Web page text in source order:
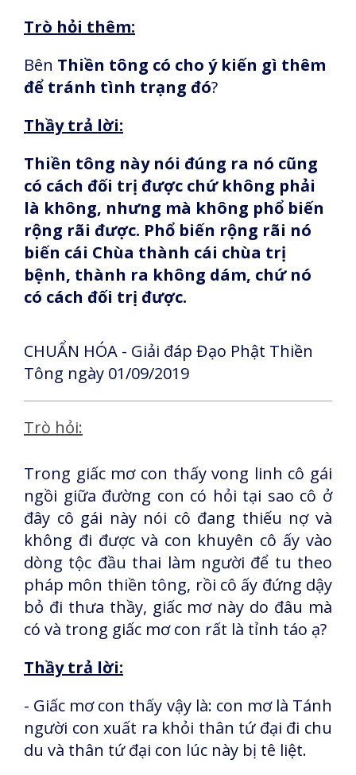
Trò hỏi thêm:
Bên Thiền tông có cho ý kiến gì thêm
để tránh tình trạng đó?
Thầy trả lời:
Thiền tông này nói đúng ra nó cũng
có cách đối trị được chứ không phải
là không, nhưng mà không phổ biến
rộng rãi được. Phổ biến rộng rãi nó
biến cái Chùa thành cái chùa trị
bệnh, thành ra không dám, chứ nó
có cách đối trị được.
CHUẨN HÓA - Giải đáp Đạo Phật Thiền
Tông ngày 01/09/2019
Trò hỏi:
Trong giấc mơ con thấy vong linh cô gái
ngồi giữa đường con có hỏi tại sao cô ở
đây cô gái này nói cô đang thiếu nợ và
không đi được và con khuyên cô ấy vào
dòng tộc đầu thai làm người để tu theo
pháp môn thiền tông, rồi cô ấy đứng dậy
bỏ đi thưa thầy, giấc mơ này do đâu mà
có và trong giấc mơ con rất là tỉnh táo ạ?
Thầy trả lời:
- Giấc mơ con thấy vậy là: con mơ là Tánh
người con xuất ra khỏi thân tứ đại đi chu
du và thân tứ đại con lúc này bị tê liệt.